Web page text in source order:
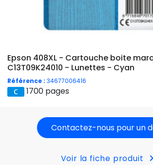
Epson 408XL - Cartouche boite
C13T09K24010 - Lunettes - Cyan
Référence : 34677006416
1700 pages
Contactez-nous pour un
Voir la fiche produit chevron_right